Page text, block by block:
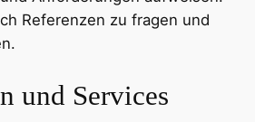
Referenzen zu fragen und
und Services